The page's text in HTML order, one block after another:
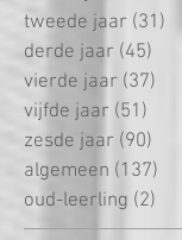
internaat (92)92
eerste jaar
(55)
tweede jaar (31)
derde jaar
(45)
vierde jaar (37)
vijfde jaar (51)51
zesde jaar (90)90
algemeen (137)